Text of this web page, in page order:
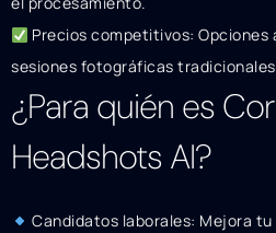
Precios competitivos: Opciones
sesiones fotográficas
¿Para quién es
Headshots AI?
Candidatos laborales: Mejora